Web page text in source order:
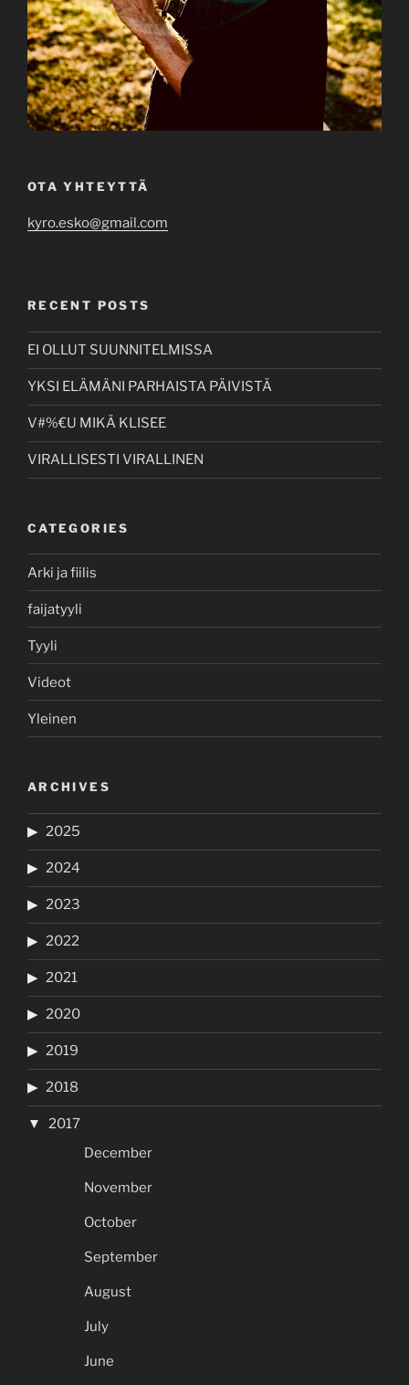
OTA YHTEYTTÄ
kyro.esko@gmail.com
RECENT POSTS
EI OLLUT SUUNNITELMISSA
YKSI ELÄMÄNI PARHAISTA PÄIVISTÄ
V#%€U MIKÄ KLISEE
VIRALLISESTI VIRALLINEN
CATEGORIES
Arki ja fiilis
faijatyyli
Tyyli
Videot
Yleinen
ARCHIVES
2025
2024
2023
2022
2021
2020
2019
2018
2017
December
November
October
September
August
July
June